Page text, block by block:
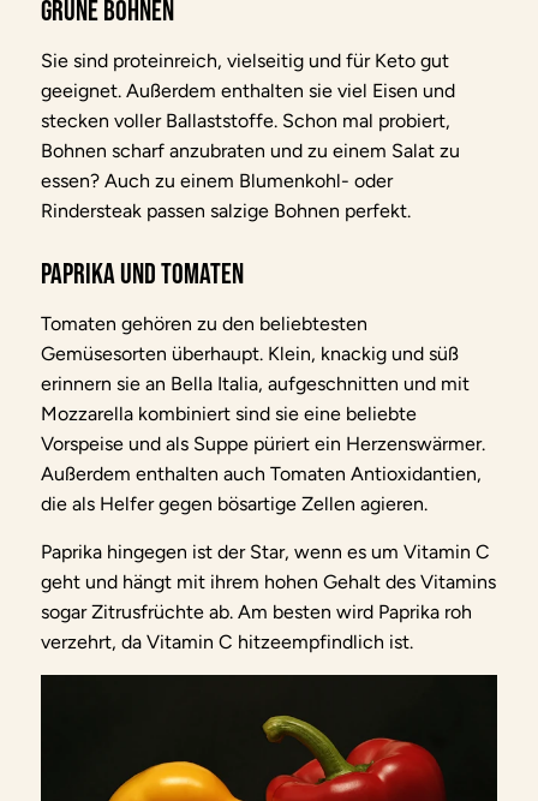
Grüne Bohnen
Sie sind proteinreich, vielseitig und für Keto gut
geeignet. Außerdem enthalten sie viel Eisen und
stecken voller Ballaststoffe. Schon mal probiert,
Bohnen scharf anzubraten und zu einem Salat zu
essen? Auch zu einem Blumenkohl- oder
Rindersteak passen salzige Bohnen perfekt.
Paprika und Tomaten
Tomaten gehören zu den beliebtesten
Gemüsesorten überhaupt. Klein, knackig und süß
erinnern sie an Bella Italia, aufgeschnitten und mit
Mozzarella kombiniert sind sie eine beliebte
Vorspeise und als Suppe püriert ein Herzenswärmer.
Außerdem enthalten auch Tomaten Antioxidantien,
die als Helfer gegen bösartige Zellen agieren.
Paprika hingegen ist der Star, wenn es um Vitamin C
geht und hängt mit ihrem hohen Gehalt des Vitamins
sogar Zitrusfrüchte ab. Am besten wird Paprika roh
verzehrt, da Vitamin C hitzeempfindlich ist.